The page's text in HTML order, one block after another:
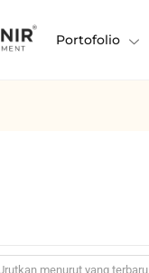
Portofolio
menurut yang terbaru